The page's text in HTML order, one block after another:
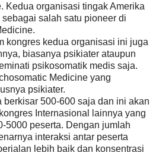
Kedua organisasi tingak Amerika
salah satu pioneer di
kongres kedua organisasi ini juga
biasanya psikiater ataupun
psikosomatik medis saja.
Medicine yang
psikiater.
500-600 saja dan ini akan
Internasional lainnya yang
5000 peserta. Dengan jumlah
interaksi antar peserta
lebih baik dan konsentrasi